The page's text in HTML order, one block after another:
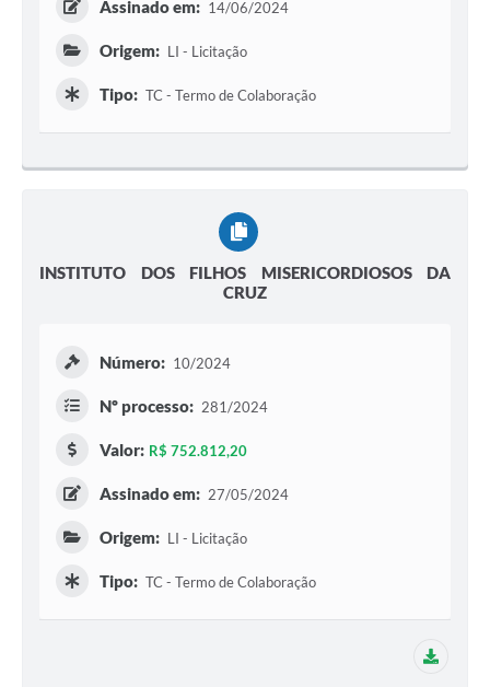
Assinado em: 14/06/2024
Origem: LI - Licitação
Tipo: TC - Termo de Colaboração
INSTITUTO DOS FILHOS MISERICORDIOSOS DA
CRUZ
Número: 10/2024
Nº processo: 281/2024
Valor: R$ 752.812,20
Assinado em: 27/05/2024
Origem: LI - Licitação
Tipo: TC - Termo de Colaboração